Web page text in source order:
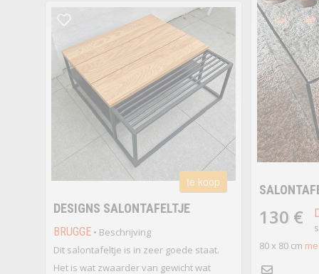
130 €
80 x 80 cm
te koop
DESIGNS SALONTAFELTJE
BRUGGE• Beschrijving
Dit salontafeltje is in zeer goede staat.
Het is wat zwaarder van gewicht wat